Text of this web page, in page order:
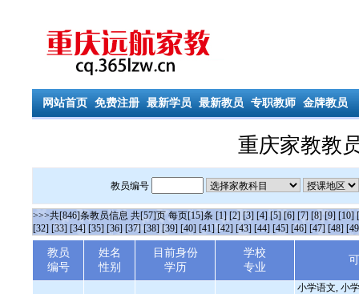
网站首页 免费注册 最新学员 最新教员 专职教师 金牌教员
重庆家教教
教员编号
>>>共[846]条教员信息 共[57]页 每页[15]条 [1] [2] [3] [4] [5] [6] [7] [8] [9] [10]
[32] [33] [34] [35] [36] [37] [38] [39] [40] [41] [42] [43] [44] [45] [46] [47] [48]
教员
编号
姓名
性别
目前身份
学历
学校
专业
小学语文, 小